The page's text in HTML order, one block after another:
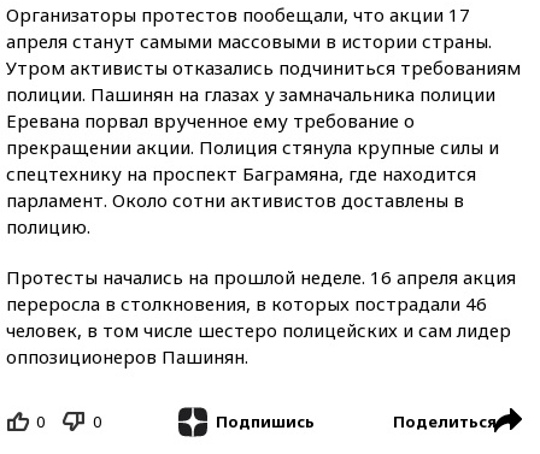
Организаторы протестов пообещали, что акции 17
апреля станут самыми массовыми в истории страны.
Утром активисты отказались подчиниться требованиям
полиции. Пашинян на глазах у замначальника полиции
Еревана порвал врученное ему требование о
прекращении акции. Полиция стянула крупные силы и
спецтехнику на проспект Баграмяна, где находится
парламент. Около сотни активистов доставлены в
полицию.
Протесты начались на прошлой неделе. 16 апреля акция
переросла в столкновения, в которых пострадали 46
человек, в том числе шестеро полицейских и сам лидер
оппозиционеров Пашинян.
0 0 Подпишись Поделиться